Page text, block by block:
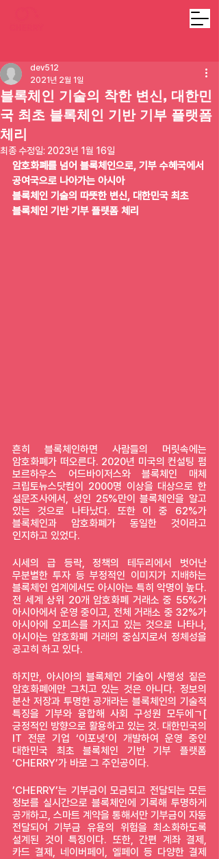
블록체인 기술의 착한 변신, 대한민
국 최초 블록체인 기반 기부 플랫폼
체리
dev512
2021년 2월 1일
최종 수정일: 2023년 1월 16일
암호화폐를 넘어 블록체인으로, 기부 수혜국에서
공여국으로 나아가는 아시아
블록체인 기술의 따뜻한 변신, 대한민국 최초
블록체인 기반 기부 플랫폼 체리
흔히 블록체인하면 사람들의 머릿속에는
암호화폐가 떠오른다. 2020년 미국의 컨설팅 펌
보르하우스 어드바이저스와 블록체인 매체
크립토뉴스닷컴이 2000명 이상을 대상으로 한
설문조사에서, 성인 25%만이 블록체인을 알고
있는 것으로 나타났다. 또한 이 중 62%가
블록체인과 암호화폐가 동일한 것이라고
인지하고 있었다.
시세의 급 등락, 정책의 테두리에서 벗어난
무분별한 투자 등 부정적인 이미지가 지배하는
블록체인 업계에서도 아시아는 특히 악명이 높다.
전 세계 상위 20개 암호화폐 거래소 중 55%가
아시아에서 운영 중이고, 전체 거래소 중 32%가
아시아에 오피스를 가지고 있는 것으로 나타나,
아시아는 암호화폐 거래의 중심지로서 정체성을
공고히 하고 있다.
하지만, 아시아의 블록체인 기술이 사행성 짙은
암호화폐에만 그치고 있는 것은 아니다. 정보의
분산 저장과 투명한 공개라는 블록체인의 기술적
특징을 기부와 융합해 사회 구성원 모두에ㄱ[
긍정적인 방향으로 활용하고 있는 것. 대한민국의
IT 전문 기업 ‘이포넷’이 개발하여 운영 중인
대한민국 최초 블록체인 기반 기부 플랫폼
‘CHERRY’가 바로 그 주인공이다.
’CHERRY’는 기부금이 모금되고 전달되는 모든
정보를 실시간으로 블록체인에 기록해 투명하게
공개하고, 스마트 계약을 통해서만 기부금이 자동
전달되어 기부금 유용의 위험을 최소화하도록
설계된 것이 특징이다. 또한, 간편 계좌 결제,
카드 결제, 네이버페이, 엘페이 등 다양한 결제